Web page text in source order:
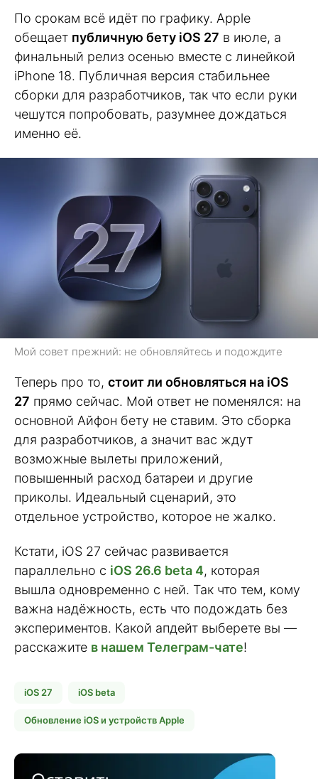
По срокам всё идёт по графику. Apple
обещает публичную бету iOS 27 в июле, а
финальный релиз осенью вместе с линейкой
iPhone 18. Публичная версия стабильнее
сборки для разработчиков, так что если руки
чешутся попробовать, разумнее дождаться
именно её.
Мой совет прежний: не обновляйтесь и подождите
Теперь про то, стоит ли обновляться на iOS
27 прямо сейчас. Мой ответ не поменялся: на
основной Айфон бету не ставим. Это сборка
для разработчиков, а значит вас ждут
возможные вылеты приложений,
повышенный расход батареи и другие
приколы. Идеальный сценарий, это
отдельное устройство, которое не жалко.
Кстати, iOS 27 сейчас развивается
параллельно с iOS 26.6 beta 4, которая
вышла одновременно с ней. Так что тем, кому
важна надёжность, есть что подождать без
экспериментов. Какой апдейт выберете вы —
расскажите в нашем Телеграм-чате!
iOS 27 iOS beta
Обновление iOS и устройств Apple